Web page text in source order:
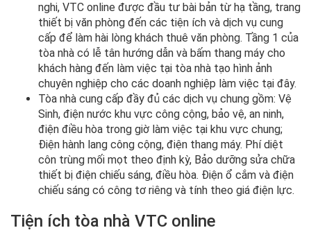
nghi, VTC online được đầu tư bài bản từ hạ tầng, trang
thiết bị văn phòng đến các tiện ích và dịch vụ cung
cấp để làm hài lòng khách thuê văn phòng. Tầng 1 của
tòa nhà có lễ tân hướng dẫn và bấm thang máy cho
khách hàng đến làm việc tại tòa nhà tạo hình ảnh
chuyên nghiệp cho các doanh nghiệp làm việc tại đây.
Tòa nhà cung cấp đầy đủ các dịch vụ chung gồm: Vệ
Sinh, điện nước khu vực công cộng, bảo vệ, an ninh,
điện điều hòa trong giờ làm việc tại khu vực chung;
Điện hành lang công cộng, điện thang máy. Phí diệt
côn trùng mối mọt theo định kỳ, Bảo dưỡng sửa chữa
thiết bị điện chiếu sáng, điều hòa. Điện ổ cắm và điện
chiếu sáng có công tơ riêng và tính theo giá điện lực.
Tiện ích tòa nhà VTC online